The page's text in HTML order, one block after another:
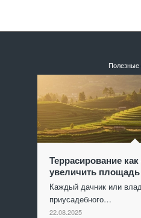
Полезные
Террасирование
увеличить
Каждый дачник или
приусадебного…
22.08.2025